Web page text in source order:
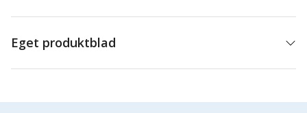
Eget produktblad